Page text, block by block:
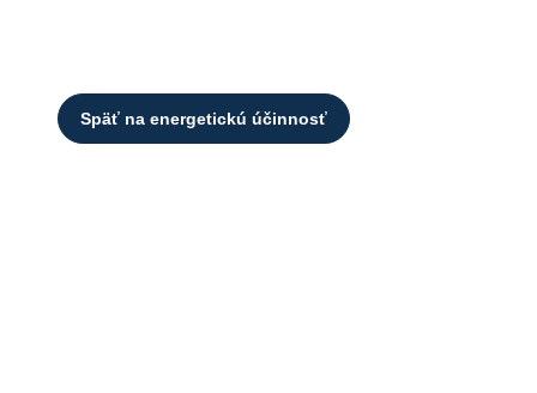
Späť na energetickú účinnosť